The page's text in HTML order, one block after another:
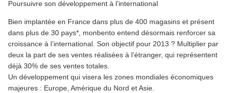
Poursuivre son développement à l’international
Bien implantée en France dans plus de 400 magasins et présent
dans plus de 30 pays*, monbento entend désormais renforcer sa
croissance à l’international. Son objectif pour 2013 ? Multiplier par
deux la part de ses ventes réalisées à l’étranger, qui représentent
déjà 30% de ses ventes totales.
Un développement qui visera les zones mondiales économiques
majeures : Europe, Amérique du Nord et Asie.